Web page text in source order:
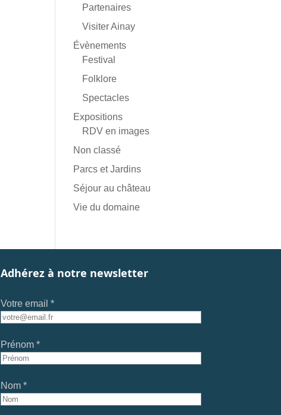
Partenaires
Visiter Ainay
Évènements
Festival
Folklore
Spectacles
Expositions
RDV en images
Non classé
Parcs et Jardins
Séjour au château
Vie du domaine
Adhérez à notre newsletter
Votre email *
Prénom *
Nom *